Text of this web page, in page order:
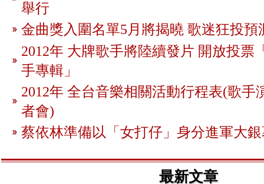
舉行
金曲獎入圍名單5月將揭曉 歌迷狂投預
2012年 大牌歌手將陸續發片 開放投票
手專輯」
2012年 全台音樂相關活動行程表(歌手
者會)
蔡依林準備以「女打仔」身分進軍大
最新文章